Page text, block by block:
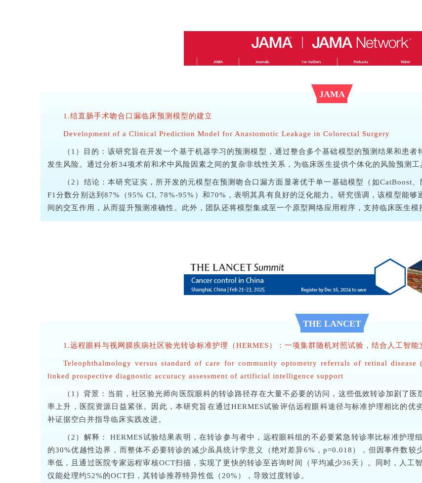
JAMA
1.结直肠手术吻合口漏临床预测模型的建立
Development of a Clinical Prediction Model for Anastomotic Leakage in Colorectal Surgery
（1）目的：该研究旨在开发一个基于机器学习的预测模型，通过整合多个基础模型的预测结果和患
发生风险。通过分析34项术前和术中风险因素之间的复杂非线性关系，为临床医生提供个体化的风险预测工
（2）结论：本研究证实，所开发的元模型在预测吻合口漏方面显著优于单一基础模型（如CatBoost
F1分数分别达到87%（95% CI, 78%-95%）和70%，表明其具有良好的泛化能力。研究强调，该模型能
间的交互作用，从而提升预测准确性。此外，团队还将模型集成至一个原型网络应用程序，支持临床医生模
THE LANCET
1.远程眼科与视网膜疾病社区验光转诊标准护理（HERMES）：一项集群随机对照试验，结合人工智
Teleophthalmology versus standard of care for community optometry referrals of retinal
linked prospective diagnostic accuracy assessment of artificial intelligence support
（1）背景：当前，社区验光师向医院眼科的转诊路径存在大量不必要的访问，这些低效转诊加剧了
率上升，医院资源日益紧张。因此，本研究旨在通过HERMES试验评估远程眼科途径与标准护理相比的
补证据空白并指导临床实践改进。
（2）解释： HERMES试验结果表明，在转诊参与者中，远程眼科组的不必要紧急转诊率比标准护
的30%优越性边界，而整体不必要转诊的减少虽具统计学意义（绝对差异6%，p=0.018），但因事件数
率低，且通过医院专家远程审核OCT扫描，实现了更快的转诊至咨询时间（平均减少36天）。同时，人
仅能处理约52%的OCT扫，其转诊推荐特异性低（20%），导致过度转诊。